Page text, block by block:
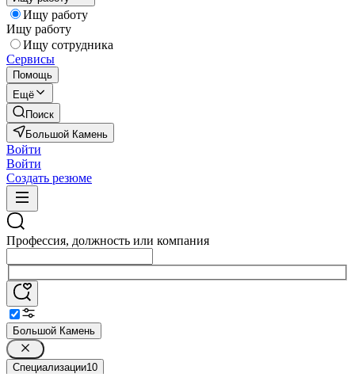
Ищу работу
Ищу работу
Ищу сотрудника
Сервисы
Помощь
Ещё
Поиск
Большой Камень
Войти
Войти
Создать резюме
Профессия, должность или компания
Большой Камень
Специализации10